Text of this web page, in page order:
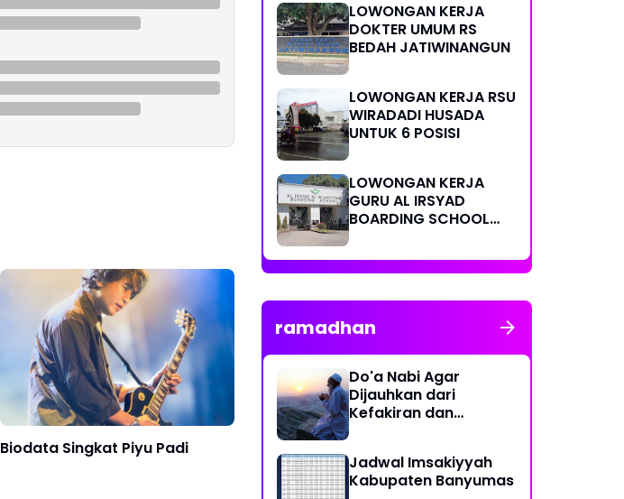
Biodata Singkat Piyu Padi
LOWONGAN KERJA
DOKTER UMUM RS
BEDAH JATIWINANGUN
LOWONGAN KERJA RSU
WIRADADI HUSADA
UNTUK 6 POSISI
LOWONGAN KERJA
GURU AL IRSYAD
BOARDING SCHOOL
ramadhan
Do'a Nabi Agar
Dijauhkan dari
Kefakiran dan
Keutamaannya
Jadwal Imsakiyyah
Kabupaten Banyumas